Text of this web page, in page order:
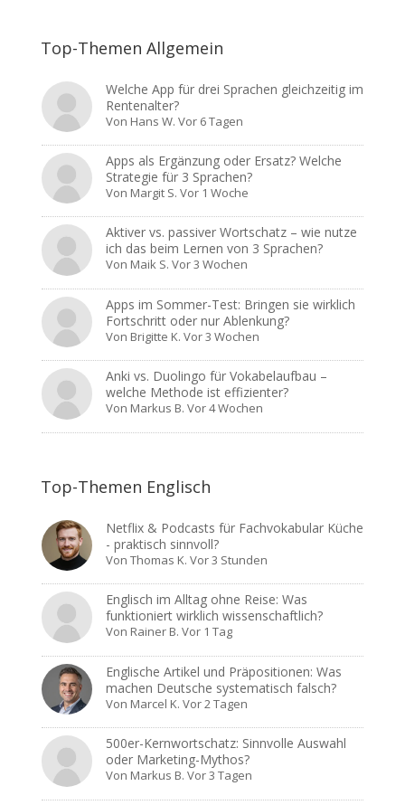
Top-Themen Allgemein
Welche App für drei Sprachen gleichzeitig im
Rentenalter?
Von Hans W. Vor 6 Tagen
Apps als Ergänzung oder Ersatz? Welche
Strategie für 3 Sprachen?
Von Margit S. Vor 1 Woche
Aktiver vs. passiver Wortschatz – wie nutze
ich das beim Lernen von 3 Sprachen?
Von Maik S. Vor 3 Wochen
Apps im Sommer-Test: Bringen sie wirklich
Fortschritt oder nur Ablenkung?
Von Brigitte K. Vor 3 Wochen
Anki vs. Duolingo für Vokabelaufbau –
welche Methode ist effizienter?
Von Markus B. Vor 4 Wochen
Top-Themen Englisch
Netflix & Podcasts für Fachvokabular Küche
- praktisch sinnvoll?
VonThomas K. Vor 3 Stunden
Englisch im Alltag ohne Reise: Was
funktioniert wirklich wissenschaftlich?
Von Rainer B. Vor 1 Tag
Englische Artikel und Präpositionen: Was
machen Deutsche systematisch falsch?
Von Marcel K. Vor 2 Tagen
500er-Kernwortschatz: Sinnvolle Auswahl
oder Marketing-Mythos?
Von Markus B. Vor 3 Tagen